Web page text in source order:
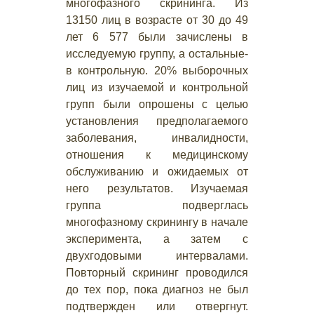
многофазного скрининга. Из
13150 лиц в возрасте от 30 до 49
лет 6 577 были зачислены в
исследуемую группу, а остальные-
в контрольную. 20% выборочных
лиц из изучаемой и контрольной
групп были опрошены с целью
установления предполагаемого
заболевания, инвалидности,
отношения к медицинскому
обслуживанию и ожидаемых от
него результатов. Изучаемая
группа подверглась
многофазному скринингу в начале
эксперимента, а затем с
двухгодовыми интервалами.
Повторный скрининг проводился
до тех пор, пока диагноз не был
подтвержден или отвергнут.